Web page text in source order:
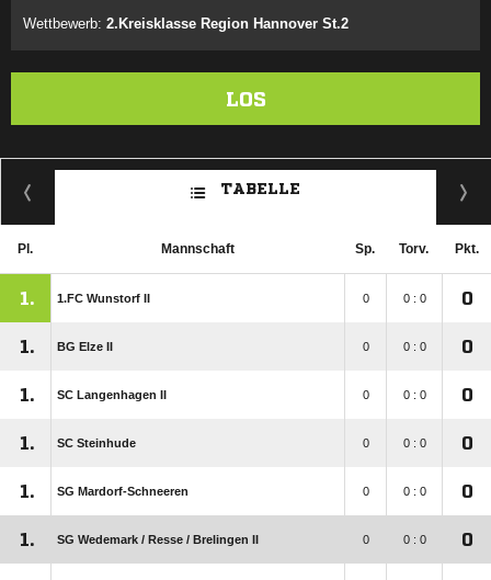
Wettbewerb: 2.Kreisklasse Region Hannover St.2
LOS
TABELLE
Pl. Mannschaft Sp. Torv. Pkt.
1. 1.FC Wunstorf II 0 0 : 0 0
1. BG Elze II 0 0 : 0 0
1. SC Langenhagen II 0 0 : 0 0
1. SC Steinhude 0 0 : 0 0
1. SG Mardorf-Schneeren 0 0 : 0 0
1. SG Wedemark /​ Resse /​ Brelingen II 0 0 : 0 0